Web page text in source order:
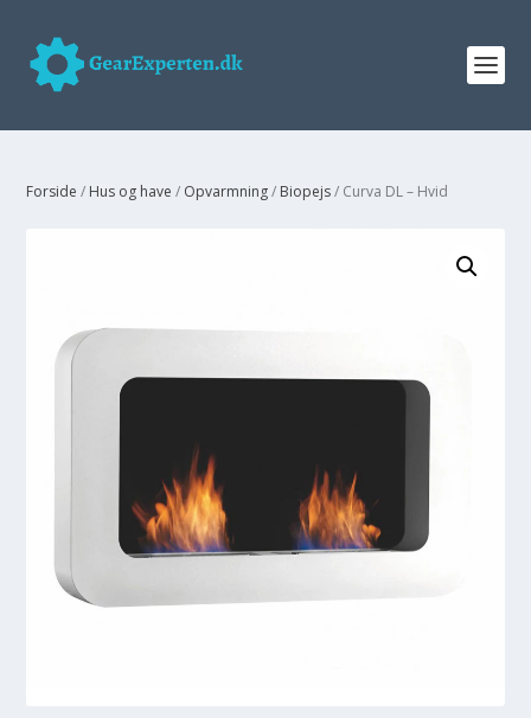
Forside / Hus og have / Opvarmning/ Biopejs/ Curva DL – Hvid